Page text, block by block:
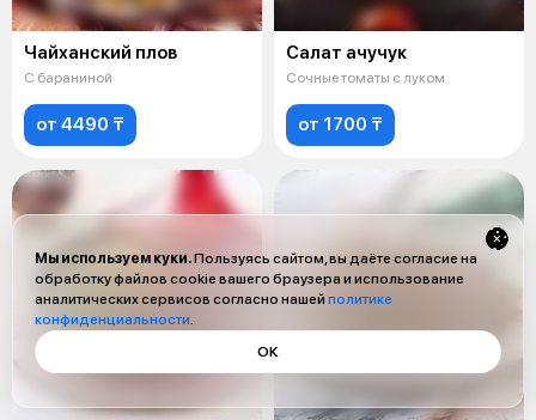
Чайханский плов
С бараниной
от 4490 ₸
Салат ачучук
Сочные томаты с луком
от 1700 ₸
Мы используем куки.Пользуясь сайтом, вы даёте согласие на
обработку файлов cookie вашего браузера и использование
аналитических сервисов согласно нашей политике
конфиденциальности.
ОК